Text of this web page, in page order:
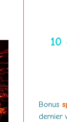
10
Bonus
dernier